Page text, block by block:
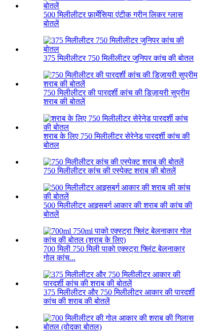
500 मिलीलीटर फ़ार्मेसिया एंटीक ग्रीन लिकर ग्लास
बोतलें
375 मिलीलीटर 750 मिलीलीटर जुनिपर कांच की बोतल
750 मिलीलीटर की पारदर्शी कांच की डिज़ायरी सुप्रीम
शराब की बोतलें
शराब के लिए 750 मिलीलीटर सेरेनेड पारदर्शी कांच की
बोतल
750 मिलीलीटर कांच की एस्पेक्ट शराब की बोतलें
500 मिलीलीटर आइसबर्ग आकार की शराब की कांच की
बोतलें
700 मिली 750 मिली पाको एक्स्ट्रा फ्लिंट बेलनाकार
गोल कांच...
375 मिलीलीटर और 750 मिलीलीटर आकार की पारदर्शी
कांच की शराब की बोतलें